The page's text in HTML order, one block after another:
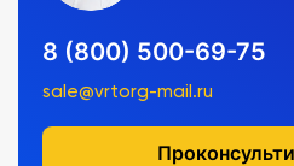
8 (800) 500-69-75
sale@vrtorg-mail.ru